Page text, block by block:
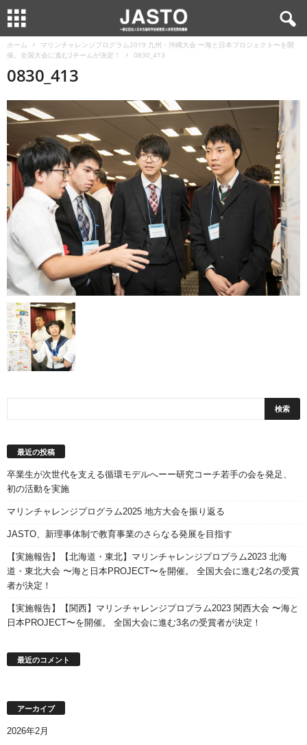
ホーム
マリンチャレンジプログラム2019 九州・沖縄大会 〜海と日本プロジェクト〜を開
催。全国大会に進む2チームが決定！
0830_413
0830_413
最近の投稿
卒業生が次世代を支える循環モデルへーー研究コーチ若手の会を発足、
初の活動を実施
マリンチャレンジプログラム2025 地方大会を振り返る
JASTO、新理事体制で教育事業のさらなる発展を目指す
【実施報告】【北海道・東北】マリンチャレンジプロプラム2023 北海
道・東北大会 〜海と日本PROJECT〜を開催。 全国大会に進む2名の受賞
者が決定！
【実施報告】【関西】マリンチャレンジプロプラム2023 関西大会 〜海と
日本PROJECT〜を開催。 全国大会に進む3名の受賞者が決定！
最近のコメント
アーカイブ
2026年2月